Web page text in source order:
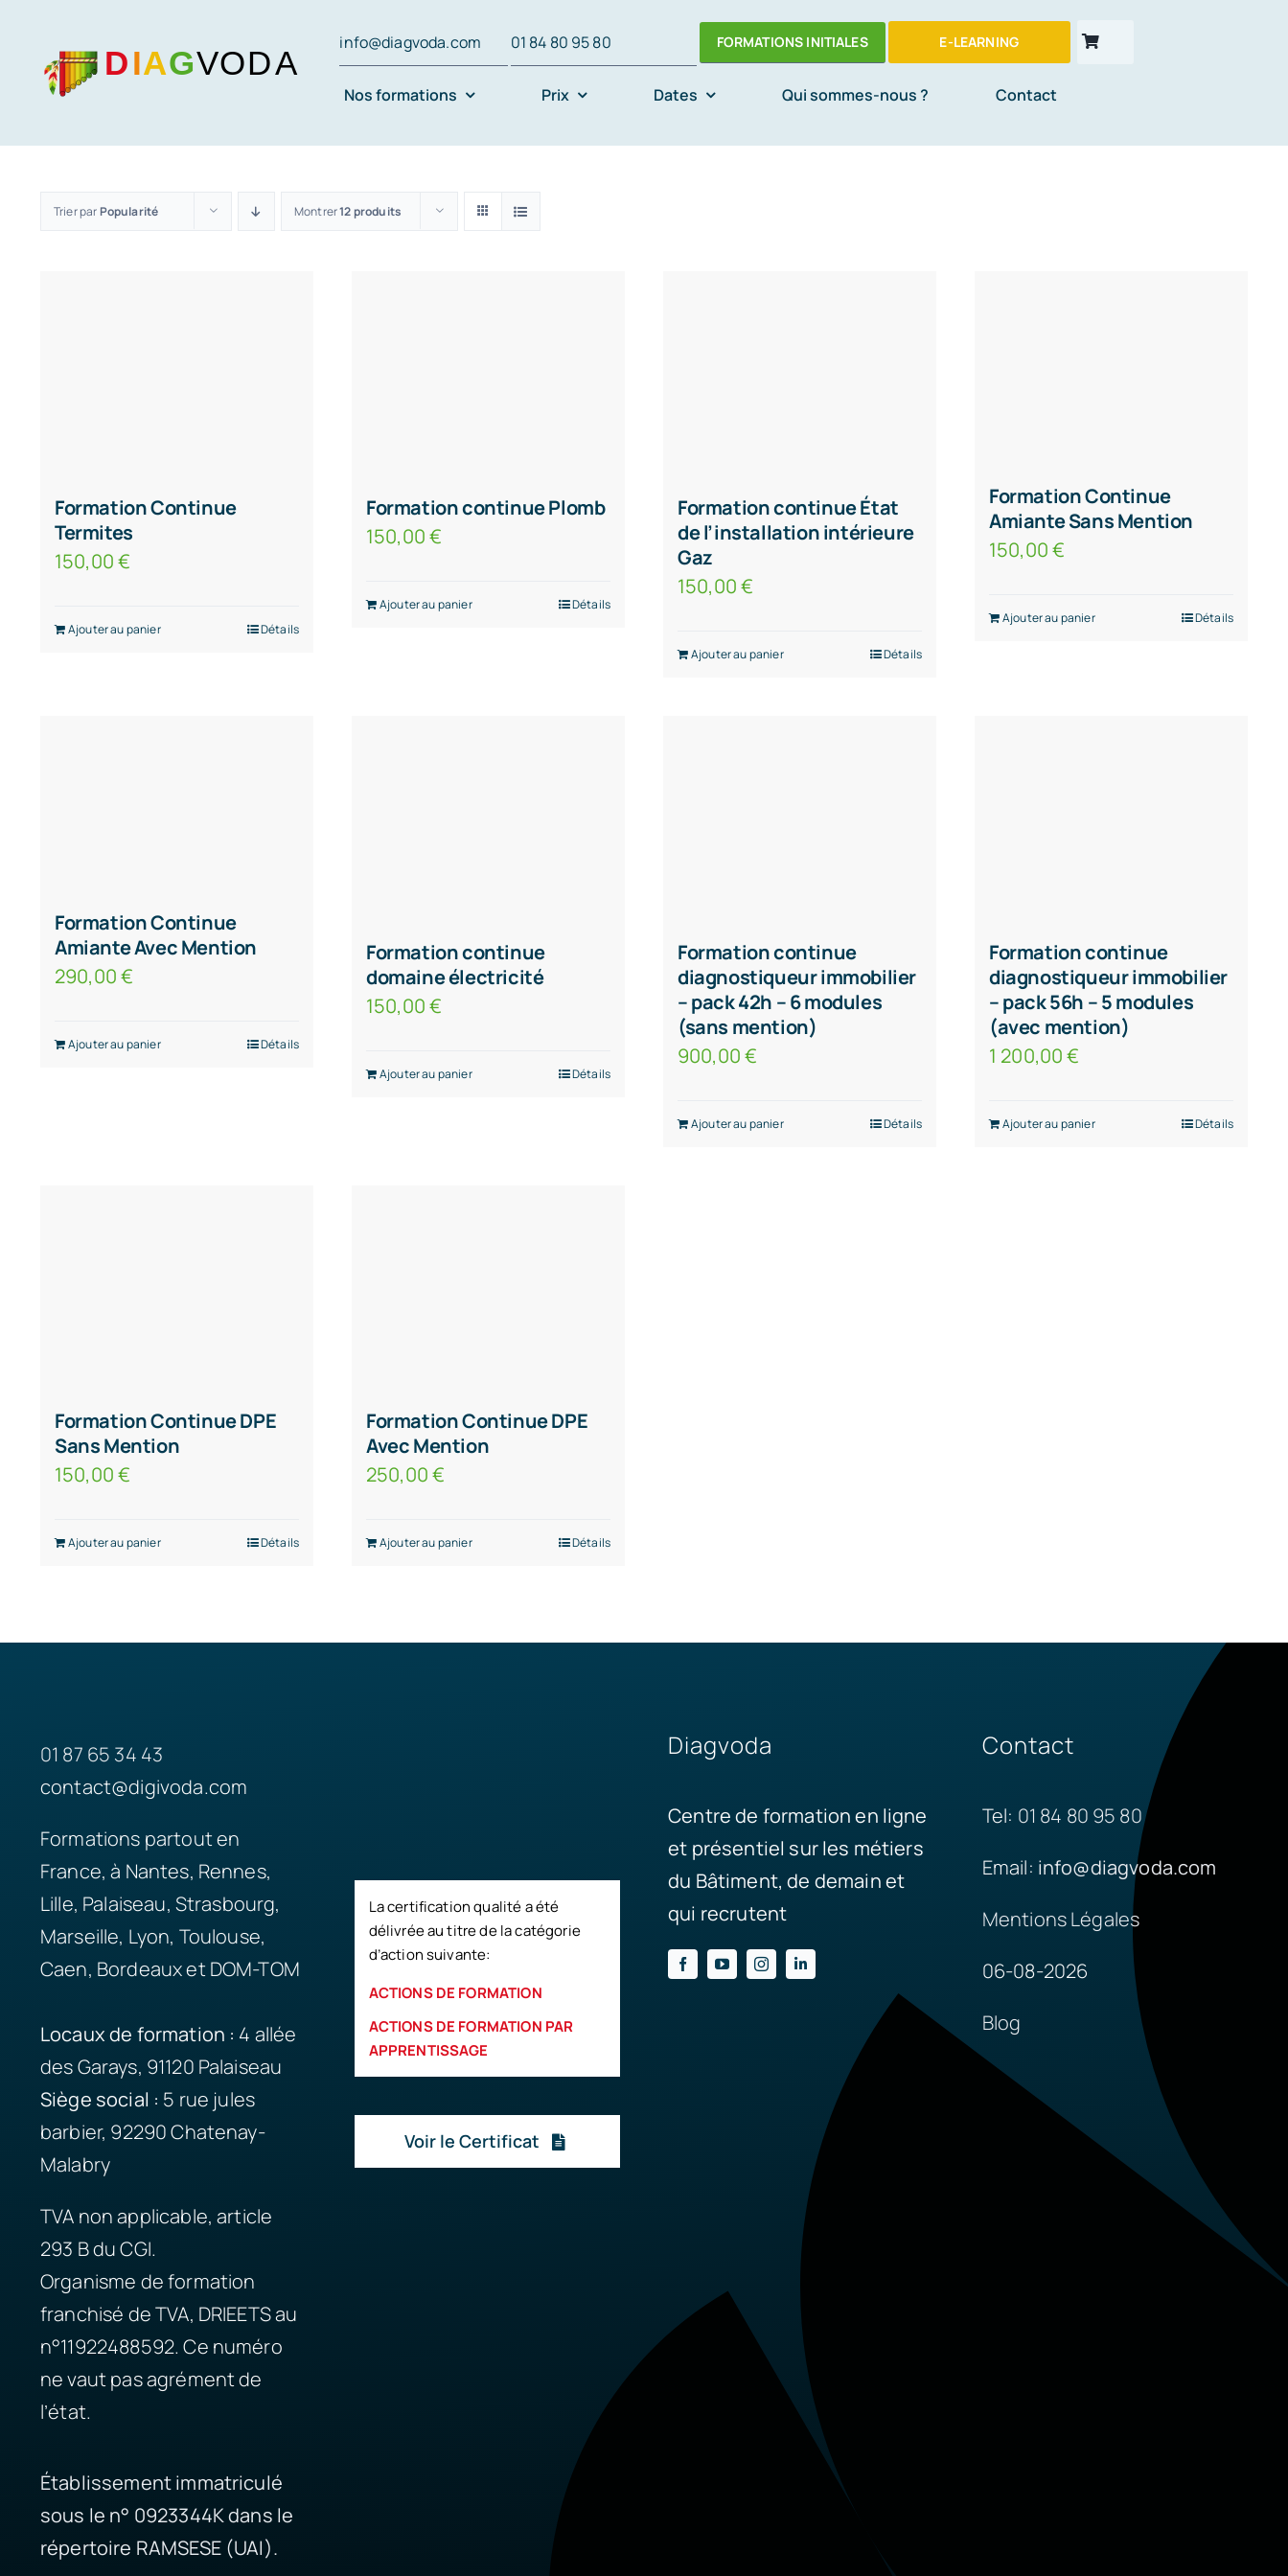
contenu
info@diagvoda.com 01 84 80 95 80 FORMATIONS INITIALES E-LEARNING
Nos formations Prix Dates Qui sommes-nous ? Contact
Trier parPopularité Montrer12 produits
Formation Continue
Termites
150,00€
Ajouter au panier Détails
Formation continue Plomb
150,00€
Ajouter au panier Détails
Formation continue État
de l’installation intérieure
Gaz
150,00€
Ajouter au panier Détails
Formation Continue
Amiante Sans Mention
150,00€
Ajouter au panier Détails
Formation Continue
Amiante Avec Mention
290,00€
Ajouter au panier Détails
Formation continue
domaine électricité
150,00€
Ajouter au panier Détails
Formation continue
diagnostiqueur immobilier
– pack 42h – 6 modules
(sans mention)
900,00€
Ajouter au panier Détails
Formation continue
diagnostiqueur immobilier
– pack 56h – 5 modules
(avec mention)
1 200,00€
Ajouter au panier Détails
Formation Continue DPE
Sans Mention
150,00€
Ajouter au panier Détails
Formation Continue DPE
Avec Mention
250,00€
Ajouter au panier Détails
01 87 65 34 43
contact@digivoda.com
Formations partout en
France, à Nantes, Rennes,
Lille, Palaiseau, Strasbourg,
Marseille, Lyon, Toulouse,
Caen, Bordeaux et DOM-TOM
Locaux de formation : 4 allée
des Garays, 91120 Palaiseau
Siège social : 5 rue jules
barbier, 92290 Chatenay-
Malabry
TVA non applicable, article
293 B du CGI.
Organisme de formation
franchisé de TVA, DRIEETS au
n°11922488592. Ce numéro
ne vaut pas agrément de
l’état.
Établissement immatriculé
sous le n° 0923344K dans le
répertoire RAMSESE (UAI).
La certification qualité a été
délivrée au titre de la catégorie
d’action suivante:
ACTIONS DE FORMATION
ACTIONS DE FORMATION PAR
APPRENTISSAGE
Voir le Certificat
Diagvoda
Centre de formation en ligne
et présentiel sur les métiers
du Bâtiment, de demain et
qui recrutent
Contact
Tel: 01 84 80 95 80
Email: info@diagvoda.com
Mentions Légales
06-08-2026
Blog